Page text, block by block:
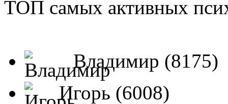
ТОП самых активных
Владимир (8175)
Игорь (6008)